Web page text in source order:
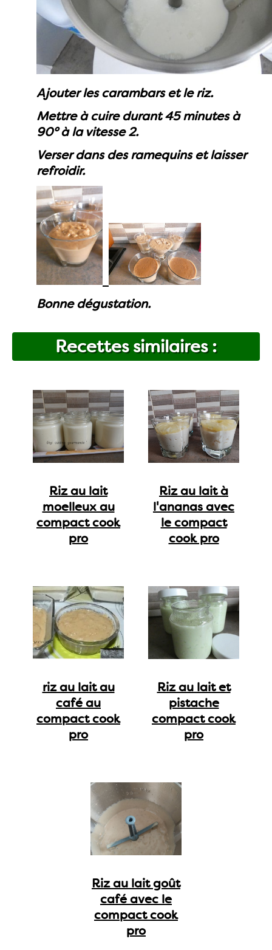
Ajouter les carambars et le riz.
Mettre à cuire durant 45 minutes à
90° à la vitesse 2.
Verser dans des ramequins et laisser
refroidir.
Bonne dégustation.
Recettes similaires :
Riz au lait
moelleux au
compact cook
pro
Riz au lait à
l'ananas avec
le compact
cook pro
riz au lait au
café au
compact cook
pro
Riz au lait et
pistache
compact cook
pro
Riz au lait goût
café avec le
compact cook
pro